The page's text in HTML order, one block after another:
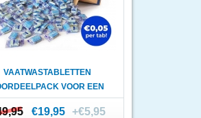
VAATWASTABLETTEN
VOOR EEN
VOORDELIGE ..
€19,95 +€5,95